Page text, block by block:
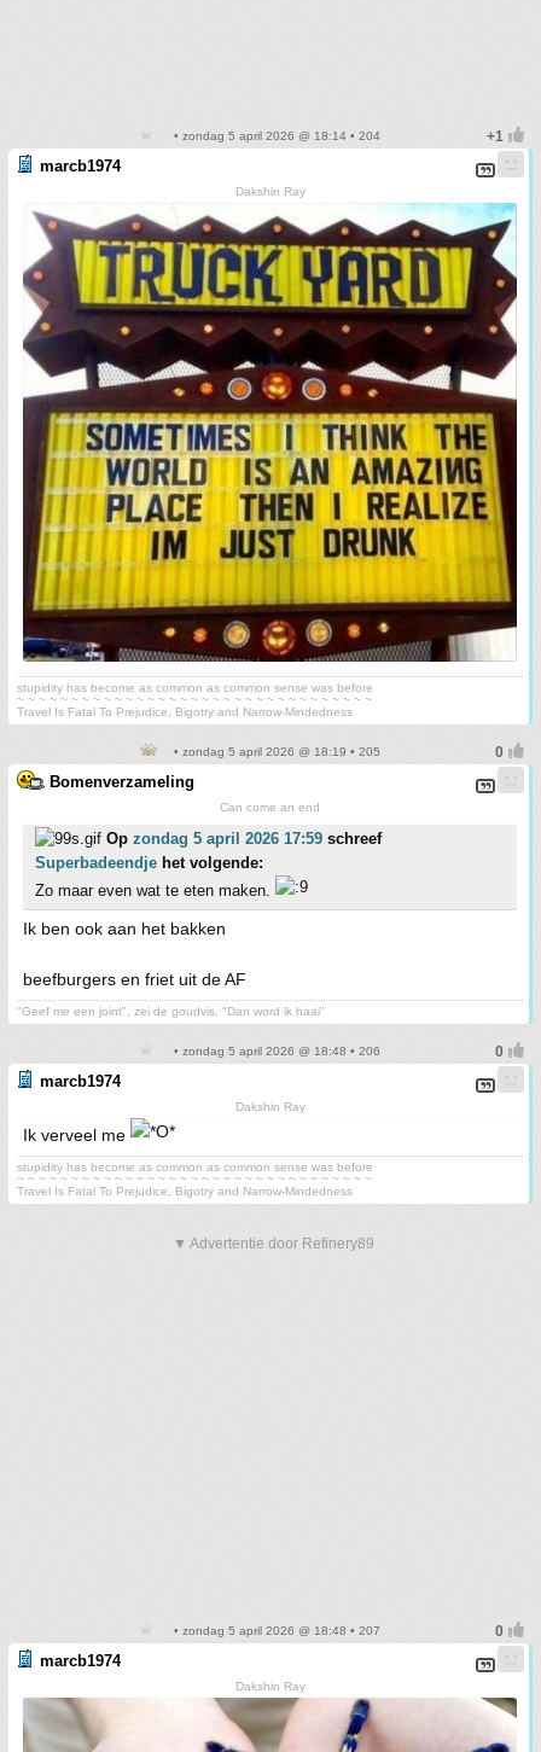
• zondag 5 april 2026 @ 18:14 • 204
marcb1974
Dakshin Ray
stupidity has become as common as common sense was before
~ ~ ~ ~ ~ ~ ~ ~ ~ ~ ~ ~ ~ ~ ~ ~ ~ ~ ~ ~ ~ ~ ~ ~ ~ ~ ~ ~ ~ ~ ~ ~ ~
Travel Is Fatal To Prejudice, Bigotry and Narrow-Mindedness
• zondag 5 april 2026 @ 18:19 • 205
Bomenverzameling
Can come an end
Op zondag 5 april 2026 17:59 schreef
Superbadeendje het volgende:
Zo maar even wat te eten maken.
Ik ben ook aan het bakken
beefburgers en friet uit de AF
"Geef me een joint", zei de goudvis, "Dan word ik haai"
• zondag 5 april 2026 @ 18:48 • 206
marcb1974
Dakshin Ray
Ik verveel me
stupidity has become as common as common sense was before
~ ~ ~ ~ ~ ~ ~ ~ ~ ~ ~ ~ ~ ~ ~ ~ ~ ~ ~ ~ ~ ~ ~ ~ ~ ~ ~ ~ ~ ~ ~ ~ ~
Travel Is Fatal To Prejudice, Bigotry and Narrow-Mindedness
▼ Advertentie door Refinery89
• zondag 5 april 2026 @ 18:48 • 207
marcb1974
Dakshin Ray